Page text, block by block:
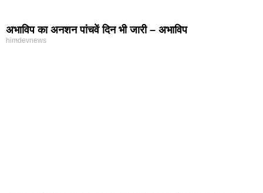
अभाविप का अनशन पांचवें दिन भी जारी – अभाविप
himdevnews